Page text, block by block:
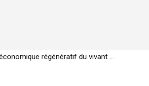
régénératif du vivant …